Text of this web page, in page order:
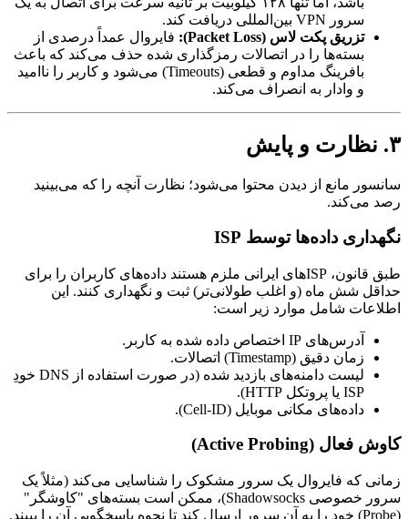
سرور VPN بین‌المللی دریافت کند.
تزریق پکت لاس (Packet Loss):
فایروال عمداً درصدی از
بسته‌ها را در اتصالات رمزگذاری شده حذف می‌کند که باعث
بافرینگ مداوم و قطعی (Timeouts) می‌شود و کاربر را ناامید
و وادار به انصراف می‌کند.
۳. نظارت و پایش
سانسور مانع از دیدن محتوا می‌شود؛ نظارت آنچه را که می‌بینید
رصد می‌کند.
نگهداری داده‌ها توسط ISP
طبق قانون، ISPهای ایرانی ملزم هستند داده‌های کاربران را برای
حداقل شش ماه (و اغلب طولانی‌تر) ثبت و نگهداری کنند. این
اطلاعات شامل موارد زیر است:
آدرس‌های IP اختصاص داده شده به کاربر.
زمان دقیق (Timestamp) اتصالات.
لیست دامنه‌های بازدید شده (در صورت استفاده از DNS خودِ
ISP یا پروتکل HTTP).
داده‌های مکانی موبایل (Cell-ID).
کاوش فعال (Active Probing)
زمانی که فایروال یک سرور مشکوک را شناسایی می‌کند (مثلاً یک
سرور خصوصی Shadowsocks)، ممکن است بسته‌های "کاوشگر"
(Probe) خود را به آن سرور ارسال کند تا نحوه پاسخگویی آن را ببیند.